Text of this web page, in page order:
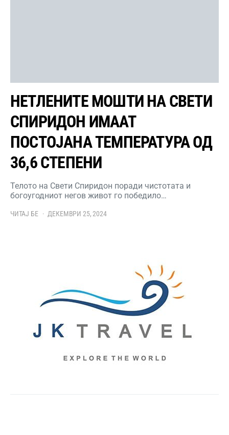
НЕТЛЕНИТЕ МОШТИ НА СВЕТИ
СПИРИДОН ИМААТ
ПОСТОЈАНА ТЕМПЕРАТУРА ОД
36,6 СТЕПЕНИ
Телото на Свети Спиридон поради чистотата и
богоугодниот негов живот го победило…
ЧИТАЈ БЕ ДЕКЕМВРИ 25, 2024